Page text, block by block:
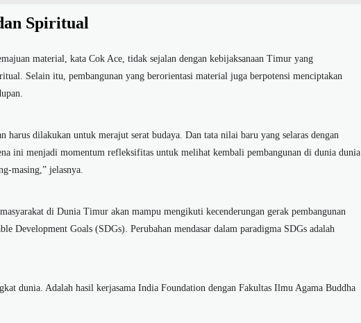
Spiritual
material, kata Cok Ace, tidak sejalan dengan kebijaksanaan Timur yang
Selain itu, pembangunan yang berorientasi material juga berpotensi menciptakan
harus dilakukan untuk merajut serat budaya. Dan tata nilai baru yang selaras dengan
ini menjadi momentum refleksifitas untuk melihat kembali pembangunan di dunia dunia
masing,” jelasnya.
di Dunia Timur akan mampu mengikuti kecenderungan gerak pembangunan
Development Goals (SDGs). Perubahan mendasar dalam paradigma SDGs adalah
dunia. Adalah hasil kerjasama India Foundation dengan Fakultas Ilmu Agama Buddha